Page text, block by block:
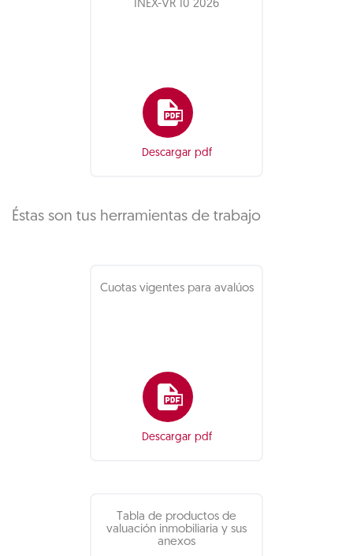
INEX-VR 10 2026
Descargar pdf
Éstas son tus herramientas de trabajo
Cuotas vigentes para avalúos
Descargar pdf
Tabla de productos de
valuación inmobiliaria y sus
anexos